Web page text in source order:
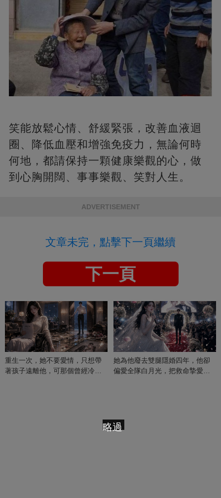
笑能放鬆心情、舒緩緊張，改善血液迴
圈、降低血壓和增強免疫力，無論何時
何地，都請保持一顆健康樂觀的心，做
到心胸開闊、事事樂觀、笑對人生。
ADVERTISEMENT
文章未完，點擊下一頁繼續
下一頁
重生一次，她不要愛情，只想帶
著孩子遠離他，可那個曾經冷漠
她為他廢去雙腿隱婚四年，他卻
偏愛全隊白月光，把救命摯愛當
略過